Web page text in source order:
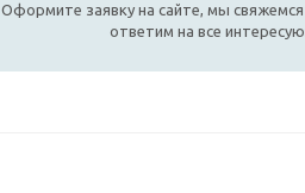
Оформите заявку на сайте, мы
ответим на все